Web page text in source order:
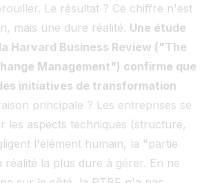
Le résultat ? Ce chiffre n'est
mais une dure réalité. Une étude
Harvard Business Review ("The
Management") confirme que
initiatives de transformation
principale ? Les entreprises se
les aspects techniques (structure,
l'élément humain, la "partie
réalité la plus dure à gérer. En ne